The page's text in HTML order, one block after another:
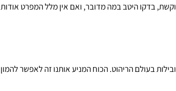
בדקו היטב במה מדובר, ואם אין מלל המפרט אודות
בעולם הריהוט. הכוח המניע אותנו זה לאפשר להמון